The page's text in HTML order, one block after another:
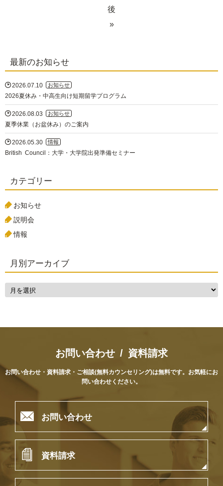
後
»
最新のお知らせ
2026.07.10 お知らせ
2026夏休み・中高生向け短期留学プログラム
2026.08.03 お知らせ
夏季休業（お盆休み）のご案内
2026.05.30 情報
British Council：大学・大学院出発準備セミナー
カテゴリー
お知らせ
説明会
情報
月別アーカイブ
お問い合わせ / 資料請求
お問い合わせ・資料請求・ご相談(無料カウンセリング)は無料です。 お気軽にお
問い合わせください。
 お問い合わせ
 資料請求